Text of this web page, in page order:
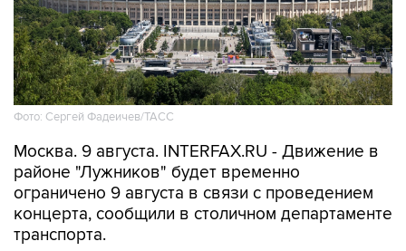
Фото: Сергей Фадеичев/ТАСС
Москва. 9 августа. INTERFAX.RU - Движение в
районе "Лужников" будет временно
ограничено 9 августа в связи с проведением
концерта, сообщили в столичном департаменте
транспорта.